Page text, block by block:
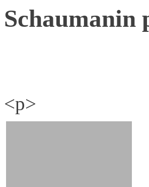
Schaumanin
<p>